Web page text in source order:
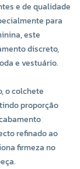
e de qualidade
para
este
discreto,
e vestuário.
o colchete
proporção
refinado ao
firmeza no